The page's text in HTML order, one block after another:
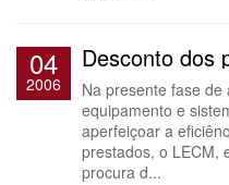
04
2006
Na presente fase
equipamento e
aperfeiçoar a
prestados, o LECM,
procura d...